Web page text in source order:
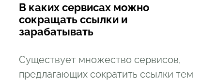
В каких сервисах можно
сокращать ссылки и
зарабатывать
Существует множество сервисов,
предлагающих сократить ссылки тем